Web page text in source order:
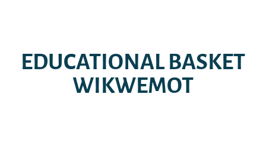
EDUCATIONAL BASKET
WIKWEMOT